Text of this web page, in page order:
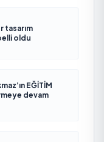
tasarım
oldu
EĞİTİM
devam